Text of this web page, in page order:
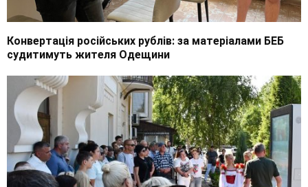
Конвертація російських рублів: за матеріалами БЕБ
судитимуть жителя Одещини